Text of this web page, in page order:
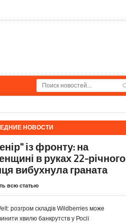
НОВОСТИ
із фронту: на
в руках 22-річного
вибухнула граната
всю статью
розгром складів Wildberries може
хвилю банкрутств у Росії